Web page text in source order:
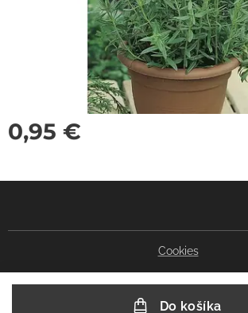
0,95 €
Do košíka
Cookies